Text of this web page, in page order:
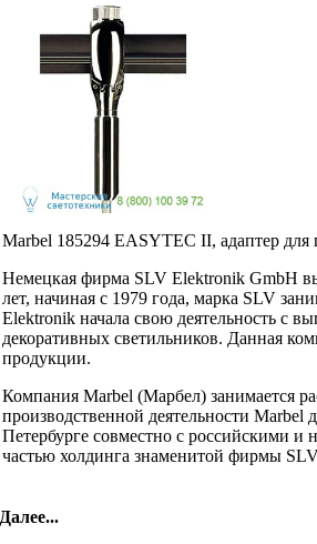
Marbel 185294 EASYTEC II, адаптер для
Немецкая фирма SLV Elektronik GmbH
лет, начиная с 1979 года, марка SLV
Elektronik начала свою деятельность с
декоративных светильников. Данная
продукции.
Компания Marbel (Марбел) занимается
производственной деятельности Marbel
Петербурге совместно с российскими
частью холдинга знаменитой фирмы
Далее...